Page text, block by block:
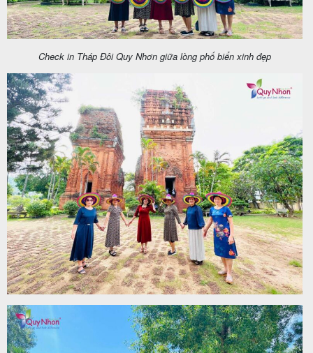
Về
Quy
Nhơn
Tourist
Cảm
nhận
khách
hàng
Tuyển
dụng
Liên
Check in Tháp Đôi Quy Nhơn giữa lòng phố biển xinh đẹp